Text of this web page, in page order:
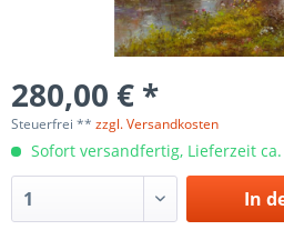
280,00 € *
Steuerfrei ** zzgl. Versandkosten
Sofort versandfertig, Lieferzeit
In